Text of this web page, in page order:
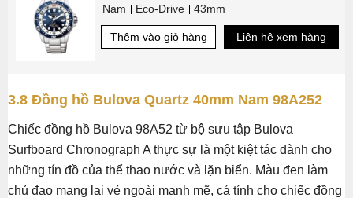
Nam Eco-Drive 43mm
Thêm vào giỏ hàng Liên hệ xem hàng
3.8 Đồng hồ Bulova Quartz 40mm Nam 98A252
Chiếc đồng hồ Bulova 98A52 từ bộ sưu tập Bulova
Surfboard Chronograph A thực sự là một kiệt tác dành cho
những tín đồ của thể thao nước và lặn biển. Màu đen làm
chủ đạo mang lại vẻ ngoài mạnh mẽ, cá tính cho chiếc đồng